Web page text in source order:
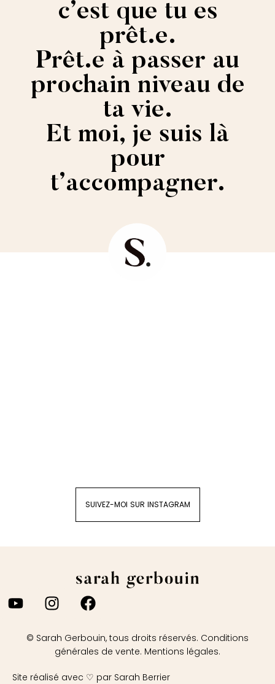
c’est que tu es
prêt.e.
Prêt.e à passer au
prochain niveau de
ta vie.
Et moi, je suis là
pour
t’accompagner.
SUIVEZ-MOI SUR INSTAGRAM
© Sarah Gerbouin, tous droits réservés. Conditions
générales de vente. Mentions légales.
Site réalisé avec ♡ par Sarah Berrier